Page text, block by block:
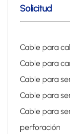
Solicitud
Cable para
Cable para
Cable para
Cable para
Cable para
perforación